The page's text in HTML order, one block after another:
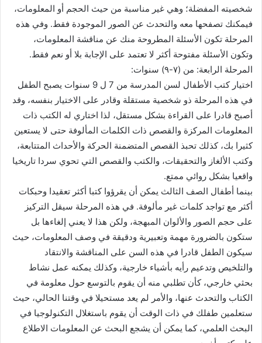
شخصيته المفضلة؛ وهي غير مناسبة من حيث الحجم أو المعلومات،
فيمكنك تصفحها معه والتحدث عن الصور الموجودة فقط. وفي هذه
المرحلة تكون الأسئلة المطروحة منك عن مناقشة المعلومات،
وتكون الأسئلة مفتوحة أكثر لا تعتمد على الإجابة بلا أو نعم فقط.
المرحلة الرابعة: من (٧-٩) سنوات:
اختيار كتب الأطفال لسن المدرسة من 7 ل 9 سنوات يصبح الطفل
في هذه المرحلة ذو شخصية مستقلة وقادر على الاختيار بنفسه، وقد
أصبح قادرا على القراءة بشكل مستقل، لذا اختاري له الكتب ذات
المعلومات المركزة والقصص ذات الكلمات المألوفة حتى لا يستعين
كثيرا بك، كذلك تحبذ القصص المتضمنة الحركة والأحداث المتتابعة،
وكتب الألغاز والتحقيقات، والكتب والقصص التي تحوي سردا تاريخيا
واقعيا بشكل روائي ممتع.
بينما أطفال الصف الثالث يمكن أن يقرؤوا كتبا أكثر تعقيدا وحبكات
أكثر مع تواجد كلمات غير مألوفة. في هذه المرحلة سيقل التركيز
على حجم الصور والألوان المبهجة، ولكن هذا لا يعني إلغاءها بل
ستكون بالضرورة مهمة وتعبيرية ودقيقة في وصف المعلومات، حيث
سيكون الطفل قادرا في هذه السن على المناقشة والانتقاد
والتلخيص وتدعيم رأيه بأشياء خارجية، وكذلك يمكنه عمل نشاط
بحثي خارجي، كأن تطلبي منه أن يقوم بالتوسع حول معلومة في
الكتاب والتحدث عنها، والأمر لم يعد مستحيلا في وقتنا الحالي، حيث
ستعلمين طفلك في ذات الوقت أن يقوم باستغلال التكنولوجيا في
البحث العلمي، كما يمكن أن يشجع البحث عن المعلومات الاطلاع